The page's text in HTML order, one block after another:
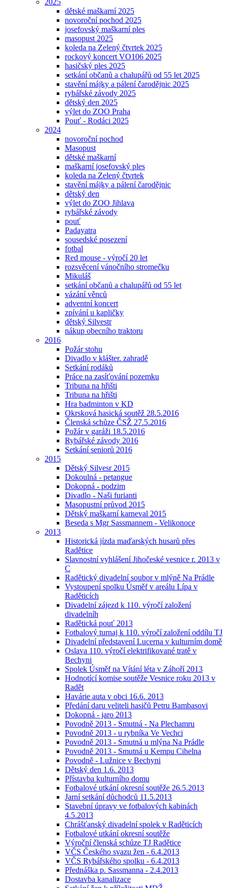
2025
dětské maškarní 2025
novoroční pochod 2025
josefovský maškarní ples
masopust 2025
koleda na Zelený čtvrtek 2025
rockový koncert VO106 2025
hasičský ples 2025
setkání občanů a chalupářů od 55 let 2025
stavění májky a pálení čarodějnic 2025
rybářské závody 2025
dětský den 2025
výlet do ZOO Praha
Pouť - Rodáci 2025
2024
novoroční pochod
Masopust
dětské maškarní
maškarní josefovský ples
koleda na Zelený čtvrtek
stavění májky a pálení čarodějnic
dětský den
výlet do ZOO Jihlava
rybářské závody
pouť
Padayatra
sousedské posezení
fotbal
Red mouse - výročí 20 let
rozsvěcení vánočního stromečku
Mikuláš
setkání občanů a chalupářů od 55 let
vázání věnců
adventní koncert
zpívání u kapličky
dětský Silvestr
nákup obecního traktoru
2016
Požár stohu
Divadlo v klášter. zahradě
Setkání rodáků
Práce na zasíťování pozemku
Tribuna na hřišti
Tribuna na hřišti
Hra badminton v KD
Okrsková hasická soutěž 28.5.2016
Členská schůze ČSŽ 27.5.2016
Požár v garáži 18.5.2016
Rybářské závody 2016
Setkání seniorů 2016
2015
Dětský Silvesr 2015
Dokoulná - petangue
Dokopná - podzim
Divadlo - Naši furianti
Masopustní průvod 2015
Dětský maškarní karneval 2015
Beseda s Mgr Sassmannem - Velikonoce
2013
Historická jízda maďarských husarů přes
Radětice
Slavnostní vyhlášení Jihočeské vesnice r. 2013 v
C
Radětický divadelní soubor v mlýně Na Prádle
Vystoupení spolku Úsměf v areálu Lípa v
Raděticích
Divadelní zájezd k 110. výročí založení
divadelníh
Radětická pouť 2013
Fotbalový turnaj k 110. výročí založení oddílu TJ
Divadelní představení Lucerna v kulturním domě
Oslava 110. výročí elektrifikované tratě v
Bechyni
Spolek Úsměf na Vítání léta v Záhoří 2013
Hodnotící komise soutěže Vesnice roku 2013 v
Radět
Havárie auta v obci 16.6. 2013
Předání daru veliteli hasičů Petru Bambasovi
Dokopná - jaro 2013
Povodně 2013 - Smutná - Na Plechamru
Povodně 2013 - u rybníka Ve Vechci
Povodně 2013 - Smutná u mlýna Na Prádle
Povodně 2013 - Smutná u Kempu Cihelna
Povodně - Lužnice v Bechyni
Dětský den 1.6. 2013
Přístavba kulturního domu
Fotbalové utkání okresní soutěže 26.5.2013
Jarní setkání důchodců 11.5.2013
Stavební úpravy ve fotbalových kabinách
4.5.2013
Chrášťanský divadelní spolek v Raděticích
Fotbalové utkání okresní soutěže
Výroční členská schůze TJ Radětice
VČS Českého svazu žen - 6.4.2013
VČS Rybářského spolku - 6.4.2013
Přednáška p. Sassmanna - 2.4.2013
Dostavba kanalizace